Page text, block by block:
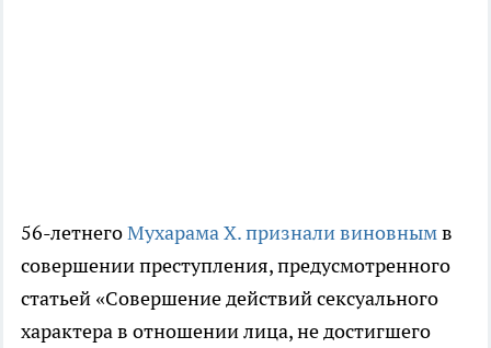
56-летнегоМухарама Х. признали виновнымв
совершении преступления, предусмотренного
статьей «Совершение действий сексуального
характера в отношении лица, не достигшего